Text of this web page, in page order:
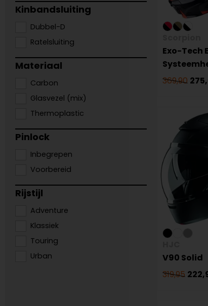
Kinbandsluiting
Dubbel-D
Ratelsluiting
Materiaal
Carbon
Glasvezel (mix)
Thermoplastic
Pinlock
Inbegrepen
Voorbereid
Rijstijl
Adventure
Klassiek
Touring
Urban
Exo-Tech
369,90
V90 Solid
319,95